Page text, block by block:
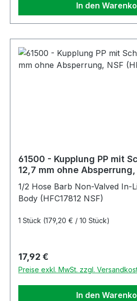
In den
61500 - Kupplung PP mit
12,7 mm ohne Absperrung,
1/2 Hose Barb Non-Valved In-
Body (HFC17812 NSF)
1 Stück (179,20 € / 10 Stück)
Regulärer Preis:
17,92 €
Preise exkl. MwSt. zzgl.
In den